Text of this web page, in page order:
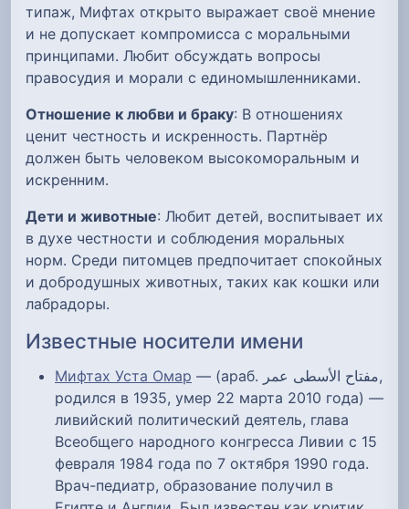
типаж, Мифтах открыто выражает своё мнение
и не допускает компромисса с моральными
принципами. Любит обсуждать вопросы
правосудия и морали с единомышленниками.
Отношение к любви и браку: В отношениях
ценит честность и искренность. Партнёр
должен быть человеком высокоморальным и
искренним.
Дети и животные: Любит детей, воспитывает их
в духе честности и соблюдения моральных
норм. Среди питомцев предпочитает спокойных
и добродушных животных, таких как кошки или
лабрадоры.
Известные носители имени
Мифтах Уста Омар — (араб. مفتاح الأسطى عمر‎,
родился в 1935, умер 22 марта 2010 года) —
ливийский политический деятель, глава
Всеобщего народного конгресса Ливии с 15
февраля 1984 года по 7 октября 1990 года.
Врач-педиатр, образование получил в